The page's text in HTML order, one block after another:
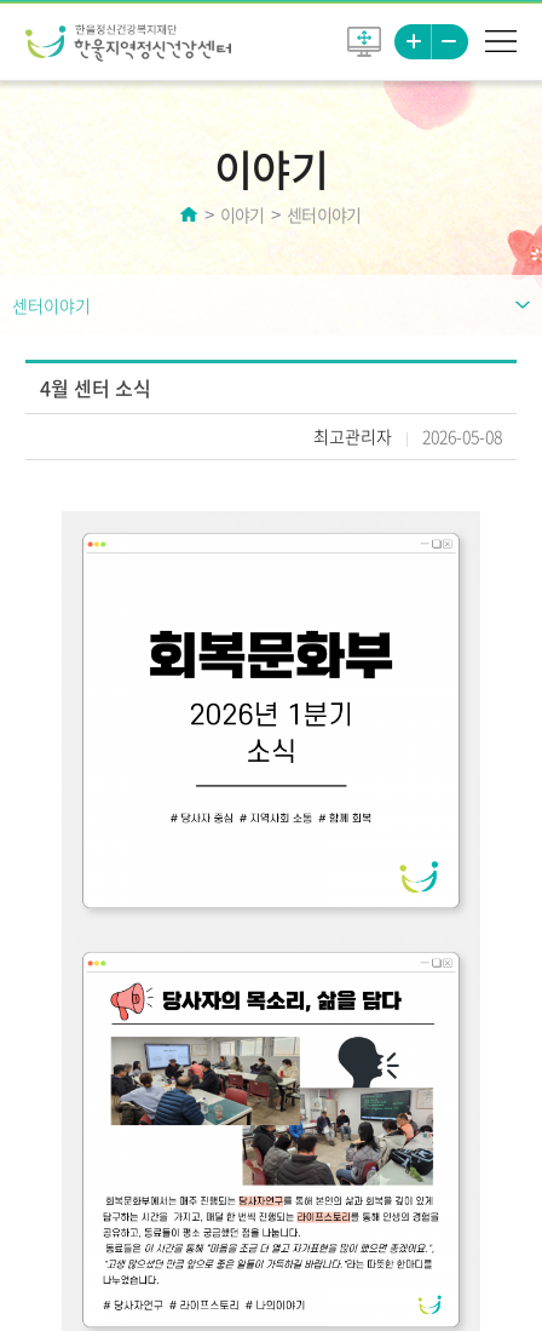
이야기
이야기 센터이야기
센터이야기
4월 센터 소식
최고관리자 2026-05-08